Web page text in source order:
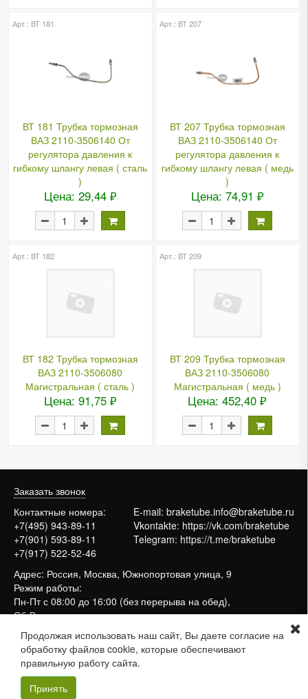
Арт.: ВТ 181
ВТ 181 Трубка тормозная
ВАЗ 2110-3506140 От
регулятора давления к
гибкому шлангу левая ( сталь
)
Цена: 29,44 ₽
Арт.: ВТ 207
ВТ 207 Трубка тормозная
ВАЗ 2110-3506140 От
регулятора давления к
гибкому шлангу левая ( медь
)
Цена: 74,91 ₽
Арт.: ВТ 182
ВТ 182 Трубка тормозная
ВАЗ 2110-3506080
Магистральная ( сталь )
Цена: 91,75 ₽
Арт.: ВТ 209
ВТ 209 Трубка тормозная
ВАЗ 2110-3506080
Магистральная ( медь )
Цена: 452,40 ₽
Заказать звонок
Контактные номера:
+7(495) 943-89-11
+7(901) 593-89-11
+7(917) 522-52-46
Адрес: Россия, Москва, Южнопортовая улица, 9
Режим работы:
Пн-Пт с 08:00 до 16:00 (без перерыва на обед),
Сб-Вс выходные
E-mail: braketube.info@braketube.ru
Vkontakte: https://vk.com/braketube
Telegram: https://t.me/braketube
Сайт работает на системеМойБизнес2
Продолжая использовать наш сайт, Вы даете согласие на
обработку файлов cookie, которые обеспечивают
правильную работу сайта.
Принять